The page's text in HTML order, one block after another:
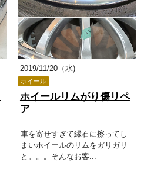
2019/11/20（水)
ホイール
ホイールリムがり傷リペ
ア
車を寄せすぎて縁石に擦ってし
まいホイールのリムをガリガリ
と。。。そんなお客...